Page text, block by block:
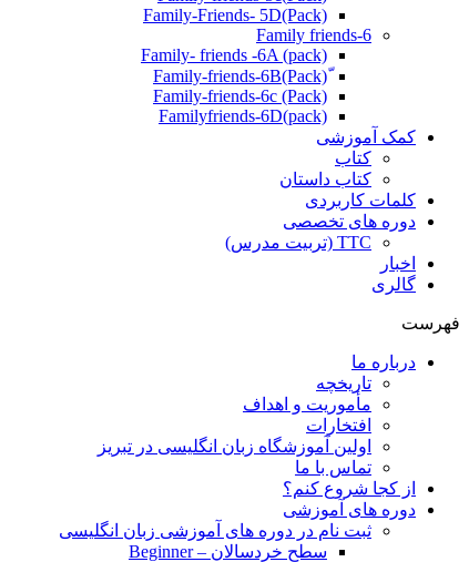
Family-Friends- 5D(Pack)
Family friends-6
Family- friends -6A (pack)
Family-friends-6c (Pack)
Familyfriends-6D(pack)
کمک آموزشی
کتاب
کتاب داستان
کلمات کاربردی
دوره های تخصصی
TTC (تربیت مدرس)
اخبار
گالری
فهرست
درباره ما
تاریخچه
مأموریت و اهداف
افتخارات
اولین آموزشگاه زبان انگلیسی در تبریز
تماس با ما
از کجا شروع کنم؟
دوره های آموزشی
ثبت نام در دوره های آموزشی زبان انگلیسی
سطح خردسالان – Beginner